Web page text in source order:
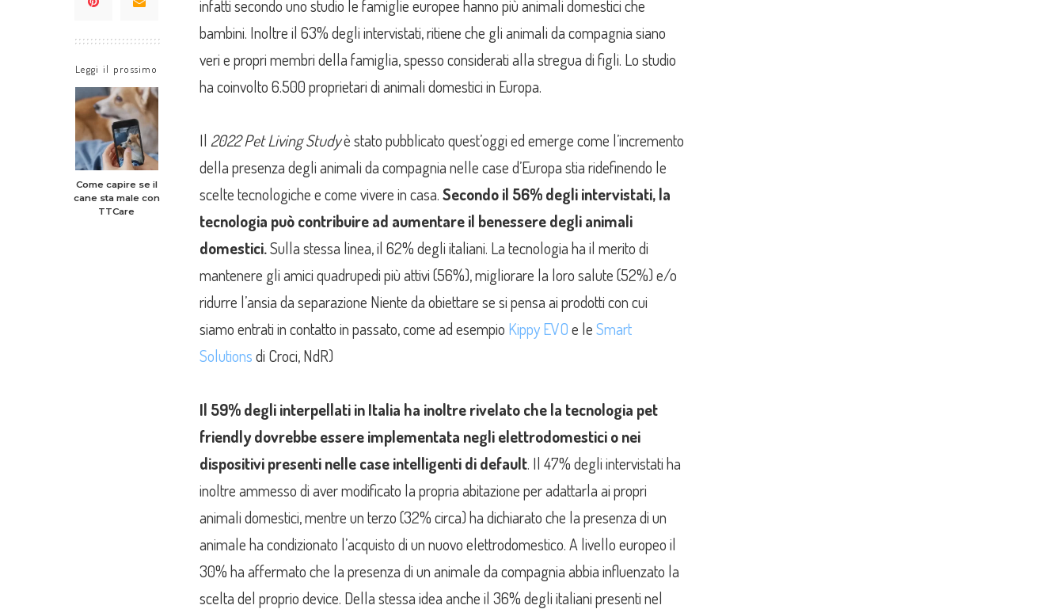
Leggi il prossimo
Come capire se il
cane sta male con
TTCare
infatti secondo uno studio le famiglie europee hanno più animali domestici che
bambini. Inoltre il 63% degli intervistati, ritiene che gli animali da compagnia siano
veri e propri membri della famiglia, spesso considerati alla stregua di figli. Lo studio
ha coinvolto 6.500 proprietari di animali domestici in Europa.
Il 2022 Pet Living Studyè stato pubblicato quest’oggi ed emerge come l’incremento
della presenza degli animali da compagnia nelle case d’Europa stia ridefinendo le
scelte tecnologiche e come vivere in casa.Secondo il 56% degli intervistati, la
tecnologia può contribuire ad aumentare il benessere degli animali
domestici.Sulla stessa linea, il 62% degli italiani. La tecnologia ha il merito di
mantenere gli amici quadrupedi più attivi (56%), migliorare la loro salute (52%) e/o
ridurre l’ansia da separazione Niente da obiettare se si pensa ai prodotti con cui
siamo entrati in contatto in passato, come ad esempio Kippy EVOe leSmart
Solutionsdi Croci, NdR)
Il 59% degli interpellati in Italia ha inoltre rivelato che la tecnologia pet
friendly dovrebbe essere implementata negli elettrodomestici o nei
dispositivi presenti nelle case intelligenti di default. Il 47% degli intervistati ha
inoltre ammesso di aver modificato la propria abitazione per adattarla ai propri
animali domestici, mentre un terzo (32% circa) ha dichiarato che la presenza di un
animale ha condizionato l’acquisto di un nuovo elettrodomestico. A livello europeo il
30% ha affermato che la presenza di un animale da compagnia abbia influenzato la
scelta del proprio device. Della stessa idea anche il 36% degli italiani presenti nel